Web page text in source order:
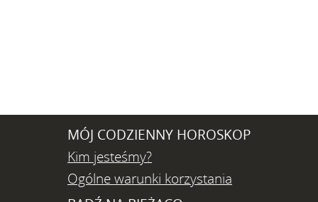
MÓJ CODZIENNY HOROSKOP
Kim jesteśmy?
Ogólne warunki korzystania